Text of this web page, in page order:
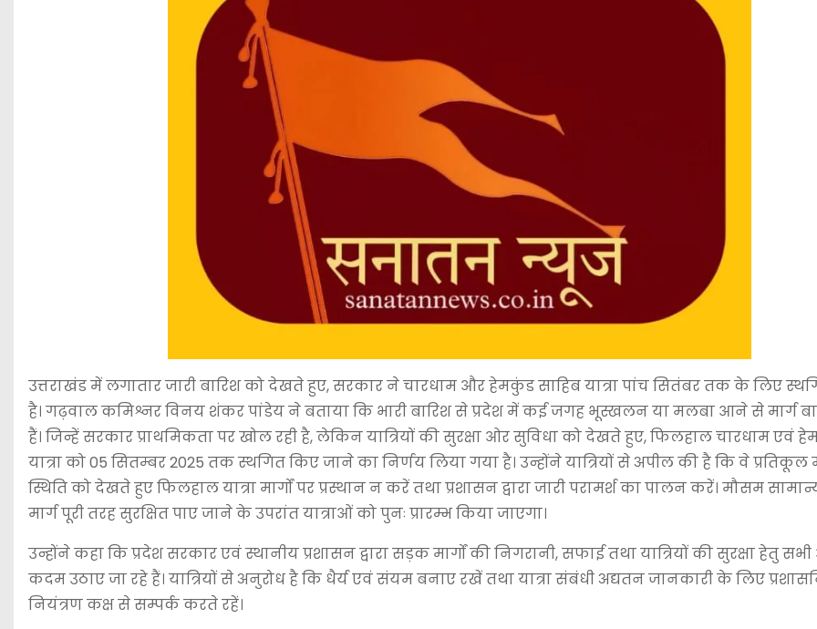
उत्तराखंड में लगातार जारी बारिश को देखते हुए, सरकार ने चारधाम और हेमकुंड साहिब यात्रा पांच सितंबर तक के लिए
है। गढ़वाल कमिश्नर विनय शंकर पांडेय ने बताया कि भारी बारिश से प्रदेश में कई जगह भूस्खलन या मलबा आने से मार्ग
हैं। जिन्हें सरकार प्राथमिकता पर खोल रही है, लेकिन यात्रियों की सुरक्षा ओर सुविधा को देखते हुए, फिलहाल चारधाम एवं
यात्रा को 05 सितम्बर 2025 तक स्थगित किए जाने का निर्णय लिया गया है। उन्होंने यात्रियों से अपील की है कि वे
स्थिति को देखते हुए फिलहाल यात्रा मार्गों पर प्रस्थान न करें तथा प्रशासन द्वारा जारी परामर्श का पालन करें। मौसम
मार्ग पूरी तरह सुरक्षित पाए जाने के उपरांत यात्राओं को पुनः प्रारम्भ किया जाएगा।
उन्होंने कहा कि प्रदेश सरकार एवं स्थानीय प्रशासन द्वारा सड़क मार्गों की निगरानी, सफाई तथा यात्रियों की सुरक्षा हेतु
कदम उठाए जा रहे हैं। यात्रियों से अनुरोध है कि धैर्य एवं संयम बनाए रखें तथा यात्रा संबंधी अद्यतन जानकारी के लिए
नियंत्रण कक्ष से सम्पर्क करते रहें।